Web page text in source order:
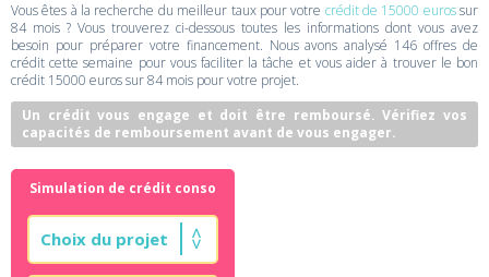
Vous êtes à la recherche du meilleur taux pour votre crédit de 15000 eurossur
84 mois ? Vous trouverez ci-dessous toutes les informations dont vous avez
besoin pour préparer votre financement. Nous avons analysé 146 offres de
crédit cette semaine pour vous faciliter la tâche et vous aider à trouver le bon
crédit 15000 euros sur 84 mois pour votre projet.
Un crédit vous engage et doit être remboursé. Vérifiez vos
capacités de remboursement avant de vous engager.
Simulation de crédit conso